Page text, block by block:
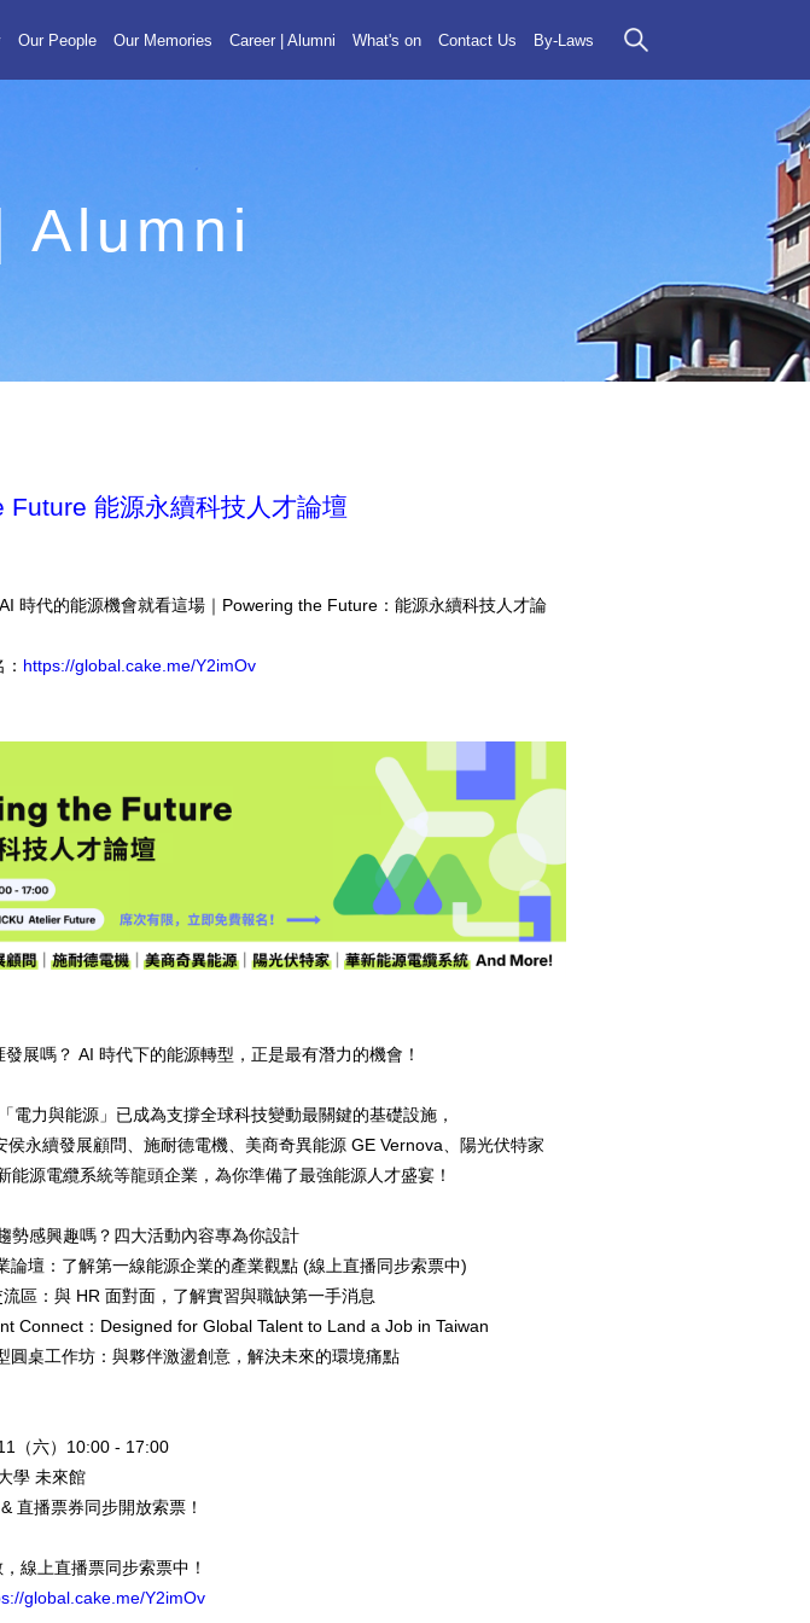
Our People Our Memories Career | Alumni What's on Contact Us By-Laws
Alumni
Future 能源永續科技人才論壇
AI 時代的能源機會就看這場｜Powering the Future：能源永續科技人才論
https://global.cake. me/Y2imOv
展嗎？ AI 時代下的能源轉型，正是最有潛力的機會！
電力與能源」 已成為支撐全球科技變動最關鍵的基礎設施，
侯永續發展顧問、施耐德電機、美商奇異能源 GE Vernova、陽光伏特家
能源電纜系統等龍頭企業， 為你準備了最強能源人才盛宴！
勢感興趣嗎？四大活動內容專為你設計
論壇：了解第一線能源企業的產業觀點 (線上直播同步索票中)
區：與 HR 面對面，了解實習與職缺第一手消息
Connect：Designed for Global Talent to Land a Job in Taiwan
圓桌工作坊：與夥伴激盪創意，解決未來的環境痛點
（六）10:00 - 17:00
學 未來館
直播票券同步開放索票！
線上直播票同步索票中！
global.cake.me/Y2imOv